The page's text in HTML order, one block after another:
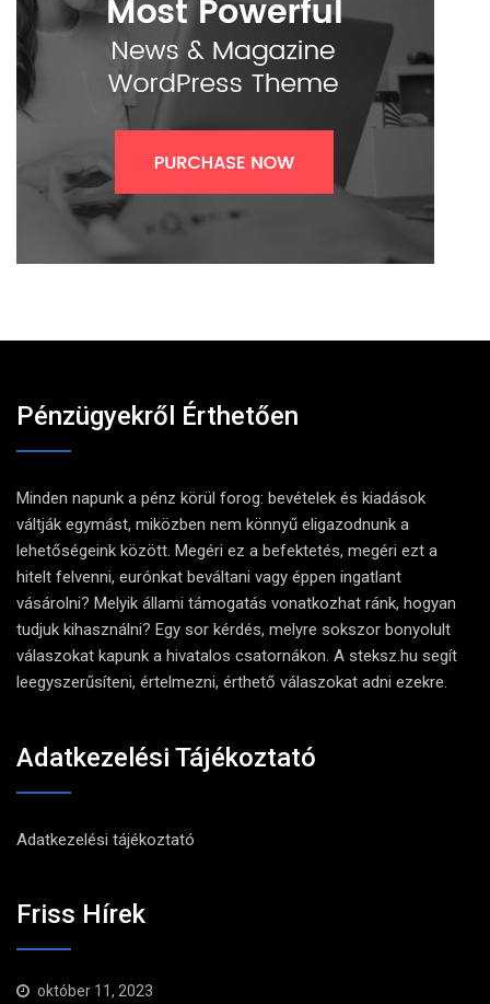
Pénzügyekről Érthetően
Minden napunk a pénz körül forog: bevételek és kiadások
váltják egymást, miközben nem könnyű eligazodnunk a
lehetőségeink között. Megéri ez a befektetés, megéri ezt a
hitelt felvenni, eurónkat beváltani vagy éppen ingatlant
vásárolni? Melyik állami támogatás vonatkozhat ránk, hogyan
tudjuk kihasználni? Egy sor kérdés, melyre sokszor bonyolult
válaszokat kapunk a hivatalos csatornákon. A steksz.hu segít
leegyszerűsíteni, értelmezni, érthető válaszokat adni ezekre.
Adatkezelési Tájékoztató
Adatkezelési tájékoztató
Friss Hírek
október 11, 2023